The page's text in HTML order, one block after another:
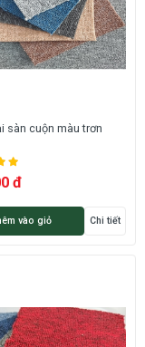
sàn cuộn màu trơn
đ
vào giỏ Chi tiết